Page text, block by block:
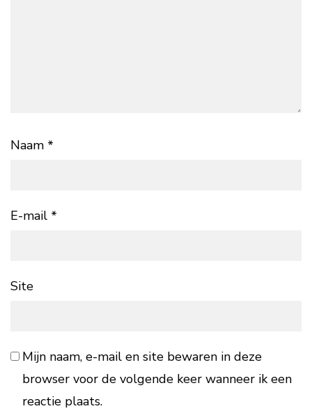
Naam *
E-mail *
Site
Mijn naam, e-mail en site bewaren in deze
browser voor de volgende keer wanneer ik een
reactie plaats.